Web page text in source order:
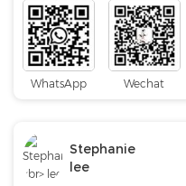
WhatsApp Wechat
Stephanie
lee